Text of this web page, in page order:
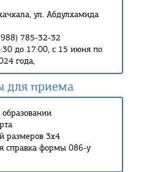
ул. Абдулхамида
785-32-32
до 17:00, с 15 июня по
года,
для приема
размеров 3х4
справка формы 086-у